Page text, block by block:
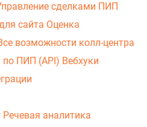
сделками ПИП
сайта Оценка
возможности колл-центра
по ПИП (API) Вебхуки
Речевая аналитика